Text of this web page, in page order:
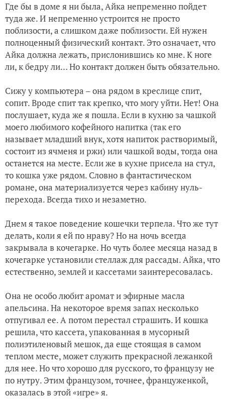
Где бы в доме я ни была, Айка непременно пойдет
туда же. И непременно устроится не просто
поблизости, а слишком даже поблизости. Ей нужен
полноценный физический контакт. Это означает, что
Айка должна лежать, прислонившись ко мне. К ноге
ли, к бедру ли… Но контакт должен быть обязательно.
Сижу у компьютера – она рядом в креслице спит,
сопит. Вроде спит так крепко, что могу уйти. Нет! Она
послушает, куда же я пошла. Если в кухню за чашкой
моего любимого кофейного напитка (так его
называет младший внук, хотя напиток растворимый,
состоит из ячменя и ржи) или чашкой воды, тогда она
останется на месте. Если же в кухне присела на стул,
то кошка уже рядом. Словно в фантастическом
романе, она материализуется через кабину нуль-
перехода. Всегда тихо и незаметно.
Днем я такое поведение кошечки терпела. Что же тут
делать, коли я ей по нраву? Но на ночь всегда
закрывала в кочегарке. Но чуть более месяца назад в
кочегарке установили стеллаж для рассады. Айка, что
естественно, землей и кассетами заинтересовалась.
Она не особо любит аромат и эфирные масла
апельсина. На некоторое время запах несколько
отпугивал ее. А потом перестал страшить. И кошка
решила, что кассета, упакованная в мусорный
полиэтиленовый мешок, да еще стоящая в самом
теплом месте, может служить прекрасной лежанкой
для нее. Но что хорошо для русского, то французу не
по нутру. Этим французом, точнее, француженкой,
оказалась в этой «игре» я.